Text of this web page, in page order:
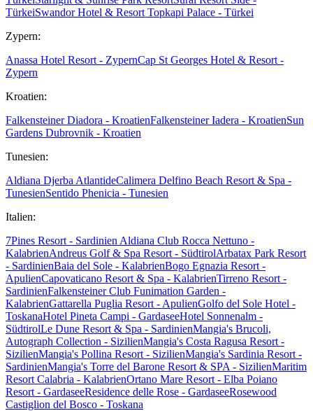
TürkeiSwandor Hotel & Resort Topkapi Palace - Türkei
Zypern:
Anassa Hotel Resort - ZypernCap St Georges Hotel & Resort -
Zypern
Kroatien:
Falkensteiner Diadora - KroatienFalkensteiner Iadera - KroatienSun
Gardens Dubrovnik - Kroatien
Tunesien:
Aldiana Djerba AtlantideCalimera Delfino Beach Resort & Spa -
TunesienSentido Phenicia - Tunesien
Italien:
7Pines Resort - Sardinien Aldiana Club Rocca Nettuno -
KalabrienAndreus Golf & Spa Resort - SüdtirolArbatax Park Resort
- SardinienBaia del Sole - KalabrienBogo Egnazia Resort -
ApulienCapovaticano Resort & Spa - KalabrienTirreno Resort -
SardinienFalkensteiner Club Funimation Garden -
KalabrienGattarella Puglia Resort - ApulienGolfo del Sole Hotel -
ToskanaHotel Pineta Campi - GardaseeHotel Sonnenalm -
SüdtirolLe Dune Resort & Spa - SardinienMangia's Brucoli,
Autograph Collection - SizilienMangia's Costa Ragusa Resort -
SizilienMangia's Pollina Resort - SizilienMangia's Sardinia Resort -
SardinienMangia's Torre del Barone Resort & SPA - SizilienMaritim
Resort Calabria - KalabrienOrtano Mare Resort - Elba Poiano
Resort - GardaseeResidence delle Rose - GardaseeRosewood
Castiglion del Bosco - Toskana